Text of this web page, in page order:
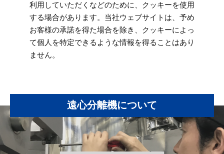
利用していただくなどのために、クッキーを使用
する場合があります。当社ウェブサイトは、予め
お客様の承諾を得た場合を除き、クッキーによっ
て個人を特定できるような情報を得ることはあり
ません。
遠心分離機について